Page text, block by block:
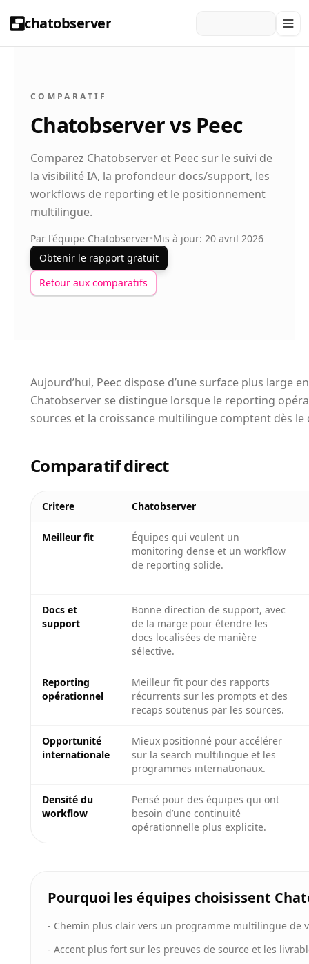
chatobserver
COMPARATIF
Chatobserver vs Peec
Comparez Chatobserver et Peec sur le suivi de
la visibilité IA, la profondeur docs/support, les
workflows de reporting et le positionnement
multilingue.
Par l'équipe Chatobserver•Mis à jour: 20 avril 2026
Obtenir le rapport gratuit
Retour aux comparatifs
Aujourd’hui, Peec dispose d’une surface plus large
Chatobserver se distingue lorsque le reporting
sources et la croissance multilingue comptent dès le
Comparatif direct
Critere Chatobserver
Meilleur fit
Équipes qui veulent un
monitoring dense et un workflow
de reporting solide.
Docs et
support
Bonne direction de support, avec
de la marge pour étendre les
docs localisées de manière
sélective.
Reporting
opérationnel
Meilleur fit pour des rapports
récurrents sur les prompts et des
recaps soutenus par les sources.
Opportunité
internationale
Mieux positionné pour accélérer
sur la search multilingue et les
programmes internationaux.
Densité du
workflow
Pensé pour des équipes qui ont
besoin d’une continuité
opérationnelle plus explicite.
Pourquoi les équipes choisissent
- Chemin plus clair vers un programme multilingue de
- Accent plus fort sur les preuves de source et les